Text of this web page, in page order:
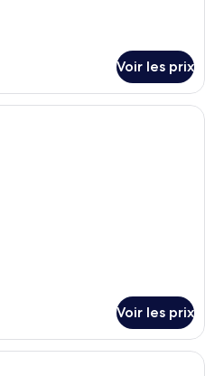
Voir les prix
Une chambre d’hôtel avec deux
Voir les prix